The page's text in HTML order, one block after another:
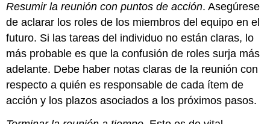
Resumir la reunión con puntos de acción. Asegúrese
de aclarar los roles de los miembros del equipo en el
futuro. Si las tareas del individuo no están claras, lo
más probable es que la confusión de roles surja más
adelante. Debe haber notas claras de la reunión con
respecto a quién es responsable de cada ítem de
acción y los plazos asociados a los próximos pasos.